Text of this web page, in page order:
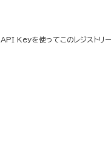
API Keyを使ってこのレジストリ